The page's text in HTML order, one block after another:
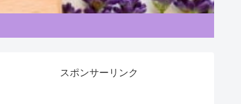
スポンサーリンク